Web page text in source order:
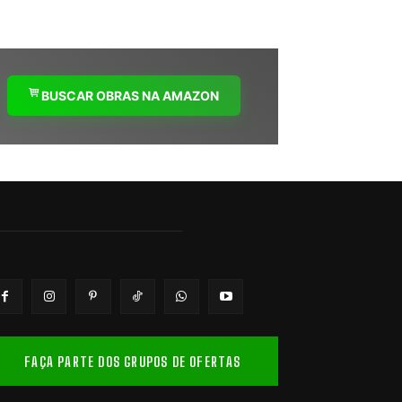
BUSCAR OBRAS NA AMAZON
FAÇA PARTE DOS GRUPOS DE OFERTAS